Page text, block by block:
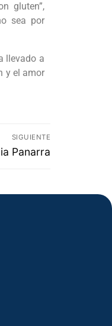
gluten”,
sea por
llevado a
y el amor
SIGUIENTE
Panarra